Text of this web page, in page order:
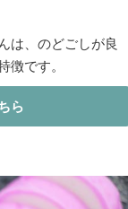
は、のどごしが良
徴です。
ら